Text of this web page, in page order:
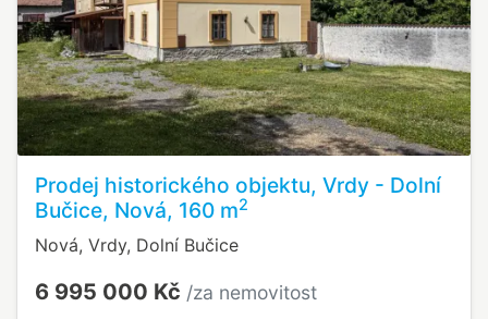
Prodej historického objektu, Vrdy - Dolní
Bučice, Nová, 160 m2
Nová, Vrdy, Dolní Bučice
6 995 000 Kč /za nemovitost